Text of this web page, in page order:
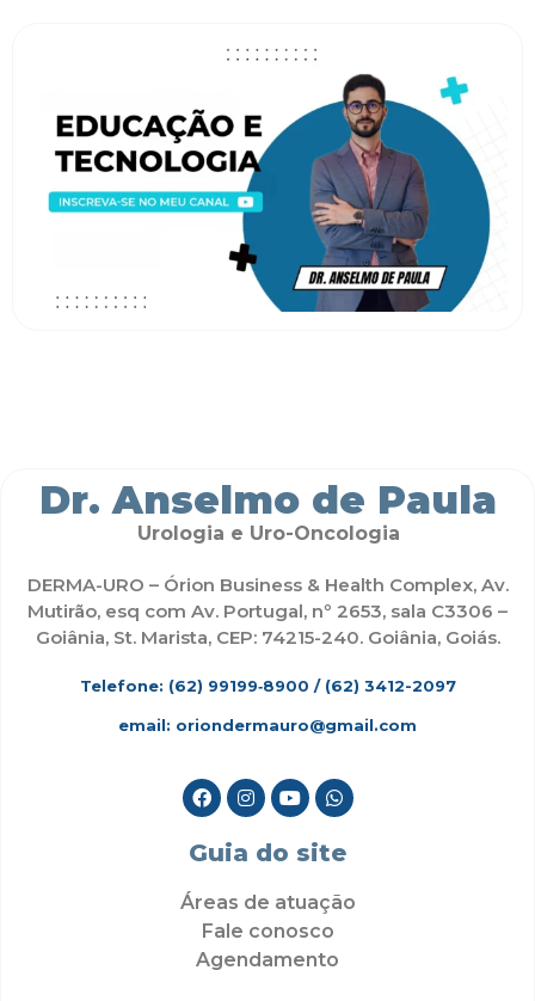
Dr. Anselmo de Paula
Urologia e Uro-Oncologia
DERMA-URO – Órion Business & Health Complex, Av.
Mutirão, esq com Av. Portugal, nº 2653, sala C3306 –
Goiânia, St. Marista, CEP: 74215-240. Goiânia, Goiás.
Telefone: (62) 99199‑8900 / (62) 3412-2097
email: oriondermauro@gmail.com
Guia do site
Áreas de atuação
Fale conosco
Agendamento